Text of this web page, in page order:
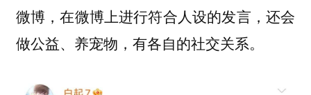
微博，在微博上进行符合人设的发言，还会
做公益、养宠物，有各自的社交关系。